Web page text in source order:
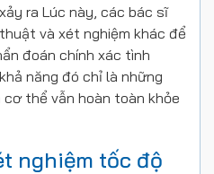
ra Lúc này, các bác sĩ
và xét nghiệm khác để
đoán chính xác tình
năng đó chỉ là những
thể vẫn hoàn toàn khỏe
nghiệm tốc độ